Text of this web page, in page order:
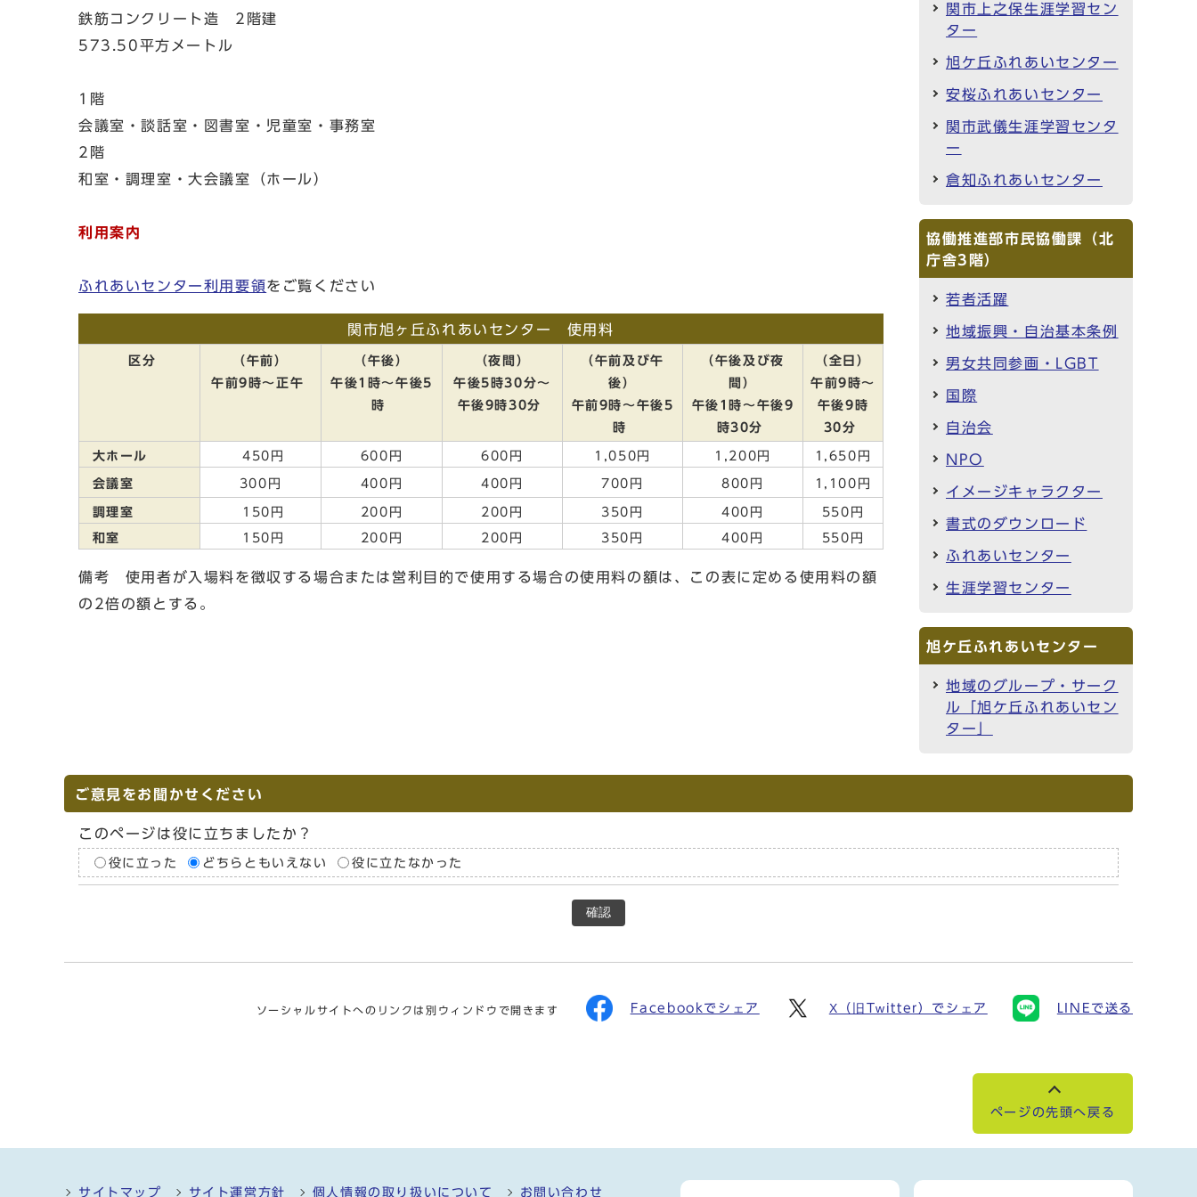
鉄筋コンクリート造 2階建
573.50平方メートル
1階
会議室・談話室・図書室・児童室・事務室
2階
和室・調理室・大会議室（ホール）
利用案内
ふれあいセンター利用要領をご覧ください
関市旭ヶ丘ふれあいセンター 使用料
区分
（午前）
午前9時～正午
（午後）
午後1時～午後5
時
（夜間）
午後5時30分～
午後9時30分
（午前及び午
後）
午前9時～午後5
時
（午後及び夜
間）
午後1時～午後9
時30分
（全日）
午前9時～
午後9時
30分
大ホール 450円 600円 600円 1,050円 1,200円 1,650円
会議室 300円 400円 400円 700円 800円 1,100円
調理室 150円 200円 200円 350円 400円 550円
和室 150円 200円 200円 350円 400円 550円
備考 使用者が入場料を徴収する場合または営利目的で使用する場合の使用料の額は、この表に定める使用料の額
の2倍の額とする。
関市上之保生涯学習セン
ター
旭ケ丘ふれあいセンター
安桜ふれあいセンター
関市武儀生涯学習センタ
ー
倉知ふれあいセンター
協働推進部市民協働課（北
庁舎3階）
若者活躍
地域振興・自治基本条例
男女共同参画・LGBT
国際
自治会
NPO
イメージキャラクター
書式のダウンロード
ふれあいセンター
生涯学習センター
旭ケ丘ふれあいセンター
地域のグループ・サーク
ル「旭ケ丘ふれあいセン
ター」
ご意見をお聞かせください
このページは役に立ちましたか？
役に立った どちらともいえない 役に立たなかった
確認
ソーシャルサイトへのリンクは別ウィンドウで開きます Facebookでシェア X（旧Twitter）でシェア LINEで送る
ページの先頭へ戻る
サイトマップ サイト運営方針 個人情報の取り扱いについて お問い合わせ